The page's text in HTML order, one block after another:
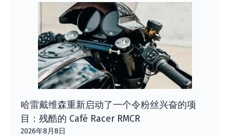
哈雷戴维森重新启动了一个令粉丝兴奋的项
目：残酷的 Café Racer RMCR
2026年8月8日